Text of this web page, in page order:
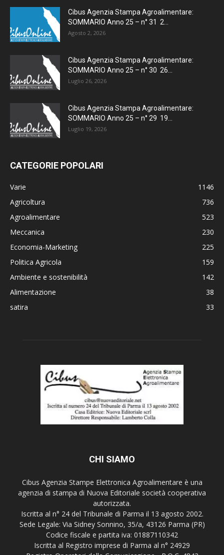
Cibus Agenzia Stampa Agroalimentare:
SOMMARIO Anno 25 – n° 31 2...
Agosto 2, 2026
Cibus Agenzia Stampa Agroalimentare:
SOMMARIO Anno 25 – n° 30 26...
Luglio 26, 2026
Cibus Agenzia Stampa Agroalimentare:
SOMMARIO Anno 25 – n° 29 19...
Luglio 19, 2026
CATEGORIE POPOLARI
Varie
1146
Agricoltura
736
Agroalimentare
523
Meccanica
230
Economia-Marketing
225
Politica Agricola
159
Ambiente e sostenibilità
142
Alimentazione
38
satira
33
CHI SIAMO
Cibus Agenzia Stampe Elettronica Agroalimentare è una
agenzia di stampa di Nuova Editoriale società cooperativa
autorizzata.
Iscritta al n° 24 del Tribunale di Parma il 13 agosto 2002.
Sede Legale: Via Sidney Sonnino, 35/a, 43126 Parma (PR)
Codice fiscale e partita iva: 01887110342
Iscritta al Registro imprese di Parma al n° 24929